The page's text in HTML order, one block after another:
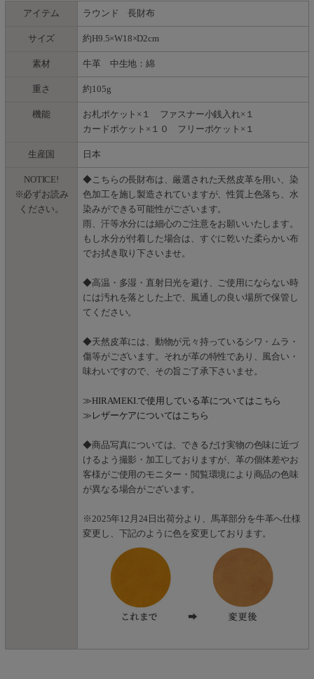
アイテム ラウンド 長財布
サイズ 約H9.5×W18×D2cm
素材 牛革 中生地：綿
重さ 約105g
機能
お札ポケット×１ ファスナー小銭入れ×１
カードポケット×１０ フリーポケット×１
生産国 日本
NOTICE!
※必ずお読み
ください。
◆こちらの長財布は、厳選された天然皮革を用い、染
色加工を施し製造されていますが、性質上色落ち、水
染みができる可能性がございます。
雨、汗等水分には細心のご注意をお願いいたします。
もし水分が付着した場合は、すぐに乾いた柔らかい布
でお拭き取り下さいませ。
◆高温・多湿・直射日光を避け、ご使用にならない時
には汚れを落とした上で、風通しの良い場所で保管し
てください。
◆天然皮革には、動物が元々持っているシワ・ムラ・
傷等がございます。それが革の特性であり、風合い・
味わいですので、その旨ご了承下さいませ。
≫HIRAMEKI.で使用している革についてはこちら
≫レザーケアについてはこちら
◆商品写真については、できるだけ実物の色味に近づ
けるよう撮影・加工しておりますが、革の個体差やお
客様がご使用のモニター・閲覧環境により商品の色味
が異なる場合がございます。
※2025年12月24日出荷分より、馬革部分を牛革へ仕様
変更し、下記のように色を変更しております。